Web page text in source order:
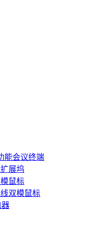
能会议终端
展坞
鼠标
双模鼠标
器